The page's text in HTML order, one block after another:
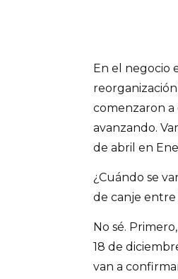
En el negocio
comenzaron a
avanzando.
de abril en
¿Cuándo se
de canje entre
No sé.
18 de
van a